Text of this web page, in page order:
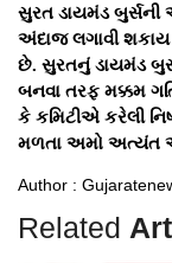
સુરત ડાયમંડ બુર્સની
અંદાજ લગાવી શકાય
છે. સુરતનું ડાયમંડ
બનવા તરફ મક્કમ
કે કમિટીએ કરેલી
મળતા અમો અત્યંત
Author :
Related